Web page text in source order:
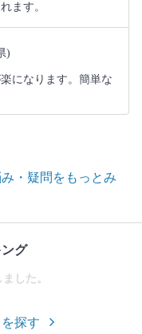
ます。
)
になります。簡単な
・疑問をもっとみ
グ
した。
探す